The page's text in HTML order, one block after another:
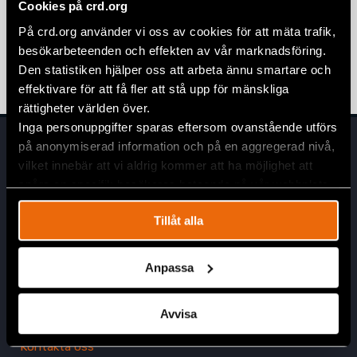
Cookies på crd.org
På crd.org använder vi oss av cookies för att mäta trafik,
besökarbeteenden och effekten av vår marknadsföring.
Den statistiken hjälper oss att arbeta ännu smartare och
effektivare för att få fler att stå upp för mänskliga
rättigheter världen över.
Inga personuppgifter sparas eftersom ovanstående utförs
på anonymiserad information och på en aggregerad nivå,
vilket innebär att vi aldrig kommer att ha möjlighet att
spåra en specifik besökares beteende på vår webbplats.
Tillåt alla
Anpassa
Avvisa
Vapenvila i Gaza – ett första steg mot
ansvarsutkrävande
NYHETER,UTTALANDEN 5 november 2025
Östgötagatan 90
SE-116 64 Stockholm, Sverige
Kontakta oss